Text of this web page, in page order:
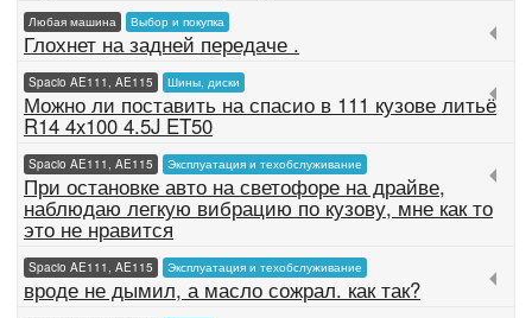
Любая машина Выбор и покупка
Глохнет на задней передаче .
Spacio AE111, AE115 Шины, диски
Можно ли поставить на спасио в 111 кузове литьё
R14 4x100 4.5J ET50
Spacio AE111, AE115 Эксплуатация и техобслуживание
При остановке авто на светофоре на драйве,
наблюдаю легкую вибрацию по кузову, мне как то
это не нравится
Spacio AE111, AE115 Эксплуатация и техобслуживание
вроде не дымил, а масло сожрал. как так?